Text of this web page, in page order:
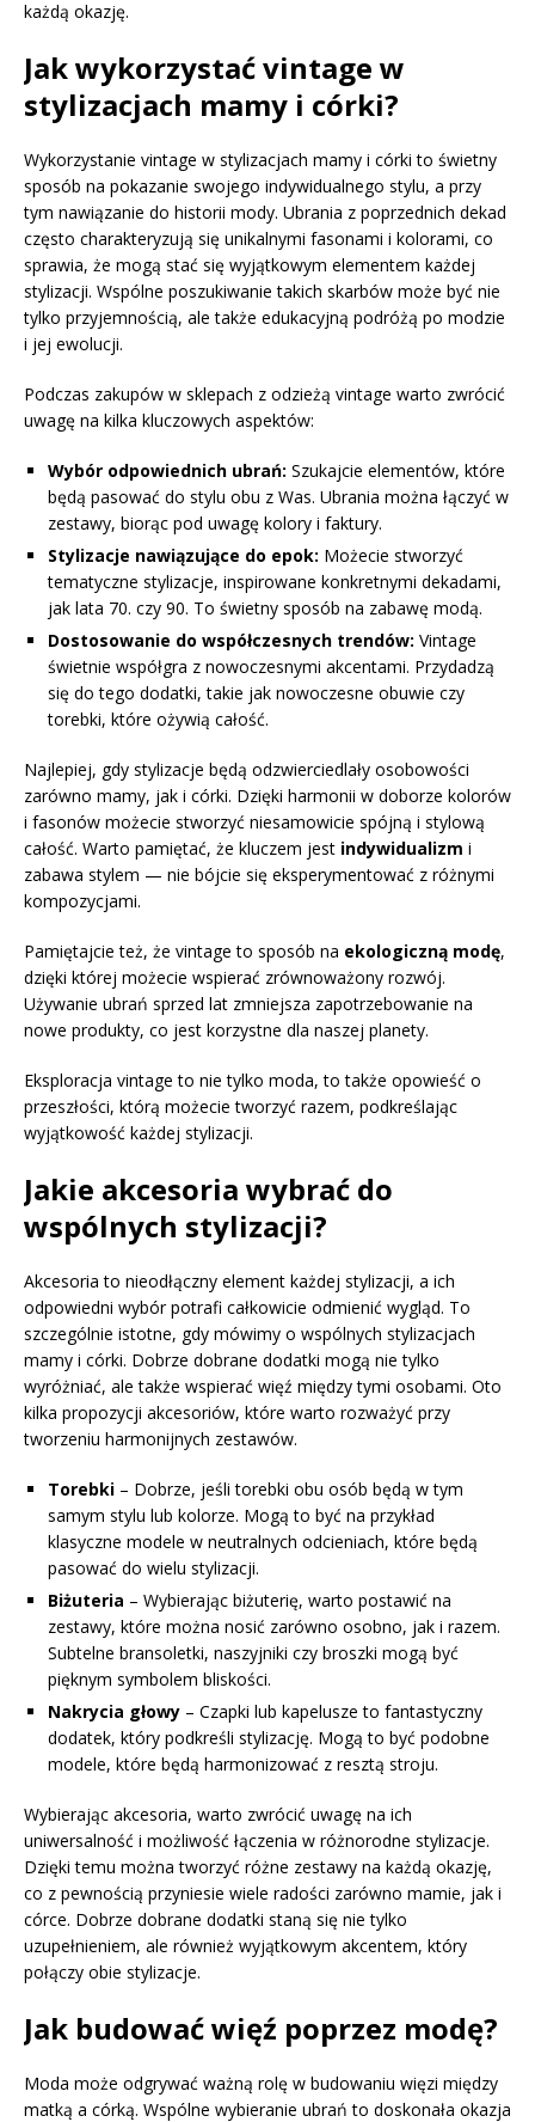
każdą okazję.
Jak wykorzystać vintage w
stylizacjach mamy i córki?
Wykorzystanie vintage w stylizacjach mamy i córki to świetny
sposób na pokazanie swojego indywidualnego stylu, a przy
tym nawiązanie do historii mody. Ubrania z poprzednich dekad
często charakteryzują się unikalnymi fasonami i kolorami, co
sprawia, że mogą stać się wyjątkowym elementem każdej
stylizacji. Wspólne poszukiwanie takich skarbów może być nie
tylko przyjemnością, ale także edukacyjną podróżą po modzie
i jej ewolucji.
Podczas zakupów w sklepach z odzieżą vintage warto zwrócić
uwagę na kilka kluczowych aspektów:
Wybór odpowiednich ubrań: Szukajcie elementów, które
będą pasować do stylu obu z Was. Ubrania można łączyć w
zestawy, biorąc pod uwagę kolory i faktury.
Stylizacje nawiązujące do epok: Możecie stworzyć
tematyczne stylizacje, inspirowane konkretnymi dekadami,
jak lata 70. czy 90. To świetny sposób na zabawę modą.
Dostosowanie do współczesnych trendów: Vintage
świetnie współgra z nowoczesnymi akcentami. Przydadzą
się do tego dodatki, takie jak nowoczesne obuwie czy
torebki, które ożywią całość.
Najlepiej, gdy stylizacje będą odzwierciedlały osobowości
zarówno mamy, jak i córki. Dzięki harmonii w doborze kolorów
i fasonów możecie stworzyć niesamowicie spójną i stylową
całość. Warto pamiętać, że kluczem jest indywidualizm i
zabawa stylem — nie bójcie się eksperymentować z różnymi
kompozycjami.
Pamiętajcie też, że vintage to sposób na ekologiczną modę,
dzięki której możecie wspierać zrównoważony rozwój.
Używanie ubrań sprzed lat zmniejsza zapotrzebowanie na
nowe produkty, co jest korzystne dla naszej planety.
Eksploracja vintage to nie tylko moda, to także opowieść o
przeszłości, którą możecie tworzyć razem, podkreślając
wyjątkowość każdej stylizacji.
Jakie akcesoria wybrać do
wspólnych stylizacji?
Akcesoria to nieodłączny element każdej stylizacji, a ich
odpowiedni wybór potrafi całkowicie odmienić wygląd. To
szczególnie istotne, gdy mówimy o wspólnych stylizacjach
mamy i córki. Dobrze dobrane dodatki mogą nie tylko
wyróżniać, ale także wspierać więź między tymi osobami. Oto
kilka propozycji akcesoriów, które warto rozważyć przy
tworzeniu harmonijnych zestawów.
Torebki – Dobrze, jeśli torebki obu osób będą w tym
samym stylu lub kolorze. Mogą to być na przykład
klasyczne modele w neutralnych odcieniach, które będą
pasować do wielu stylizacji.
Biżuteria – Wybierając biżuterię, warto postawić na
zestawy, które można nosić zarówno osobno, jak i razem.
Subtelne bransoletki, naszyjniki czy broszki mogą być
pięknym symbolem bliskości.
Nakrycia głowy – Czapki lub kapelusze to fantastyczny
dodatek, który podkreśli stylizację. Mogą to być podobne
modele, które będą harmonizować z resztą stroju.
Wybierając akcesoria, warto zwrócić uwagę na ich
uniwersalność i możliwość łączenia w różnorodne stylizacje.
Dzięki temu można tworzyć różne zestawy na każdą okazję,
co z pewnością przyniesie wiele radości zarówno mamie, jak i
córce. Dobrze dobrane dodatki staną się nie tylko
uzupełnieniem, ale również wyjątkowym akcentem, który
połączy obie stylizacje.
Jak budować więź poprzez modę?
Moda może odgrywać ważną rolę w budowaniu więzi między
matką a córką. Wspólne wybieranie ubrań to doskonała okazja